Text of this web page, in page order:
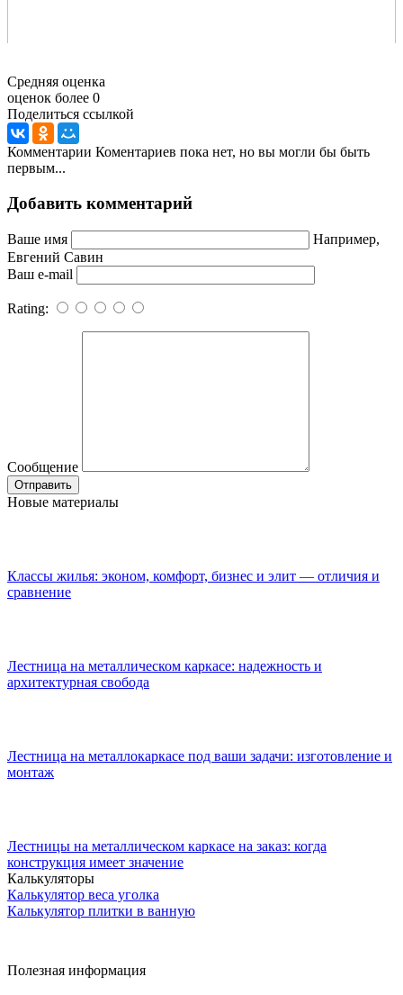
Средняя оценка
оценок более 0
Поделиться ссылкой
Комментарии Коментариев пока нет, но вы могли бы быть
первым...
Добавить комментарий
Ваше имя
Например,
Евгений Савин
Ваш e-mail
Rating:
Сообщение
Новые материалы
Классы жилья: эконом, комфорт, бизнес и элит — отличия и
сравнение
Лестница на металлическом каркасе: надежность и
архитектурная свобода
Лестница на металлокаркасе под ваши задачи: изготовление и
монтаж
Лестницы на металлическом каркасе на заказ: когда
конструкция имеет значение
Калькуляторы
Калькулятор веса уголка
Калькулятор плитки в ванную
Полезная информация